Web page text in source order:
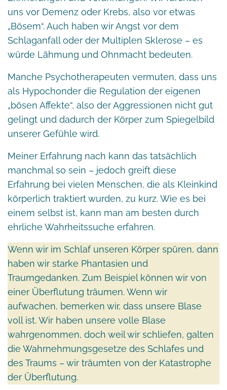
uns vor Demenz oder Krebs, also vor etwas
„Bösem“. Auch haben wir Angst vor dem
Schlaganfall oder der Multiplen Sklerose – es
würde Lähmung und Ohnmacht bedeuten.
Manche Psychotherapeuten vermuten, dass uns
als Hypochonder die Regulation der eigenen
„bösen Affekte“, also der Aggressionen nicht gut
gelingt und dadurch der Körper zum Spiegelbild
unserer Gefühle wird.
Meiner Erfahrung nach kann das tatsächlich
manchmal so sein – jedoch greift diese
Erfahrung bei vielen Menschen, die als Kleinkind
körperlich traktiert wurden, zu kurz. Wie es bei
einem selbst ist, kann man am besten durch
ehrliche Wahrheitssuche erfahren.
Wenn wir im Schlaf unseren Körper spüren, dann
haben wir starke Phantasien und
Traumgedanken. Zum Beispiel können wir von
einer Überflutung träumen. Wenn wir
aufwachen, bemerken wir, dass unsere Blase
voll ist. Wir haben unsere volle Blase
wahrgenommen, doch weil wir schliefen, galten
die Wahrnehmungsgesetze des Schlafes und
des Traums – wir träumten von der Katastrophe
der Überflutung.